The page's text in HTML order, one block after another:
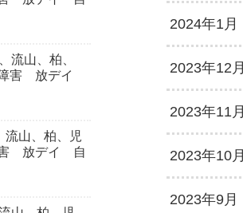
流山、柏、
障害 放デイ
流山、柏、児
害 放デイ 自
2024年1月
2023年12月
2023年11月
2023年10月
2023年9月